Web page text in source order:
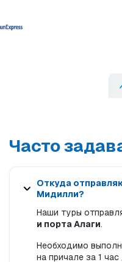
Часто
Откуда
Мидилли?
Наши туры
и порта Алаги.
Необходимо
на причале за 1